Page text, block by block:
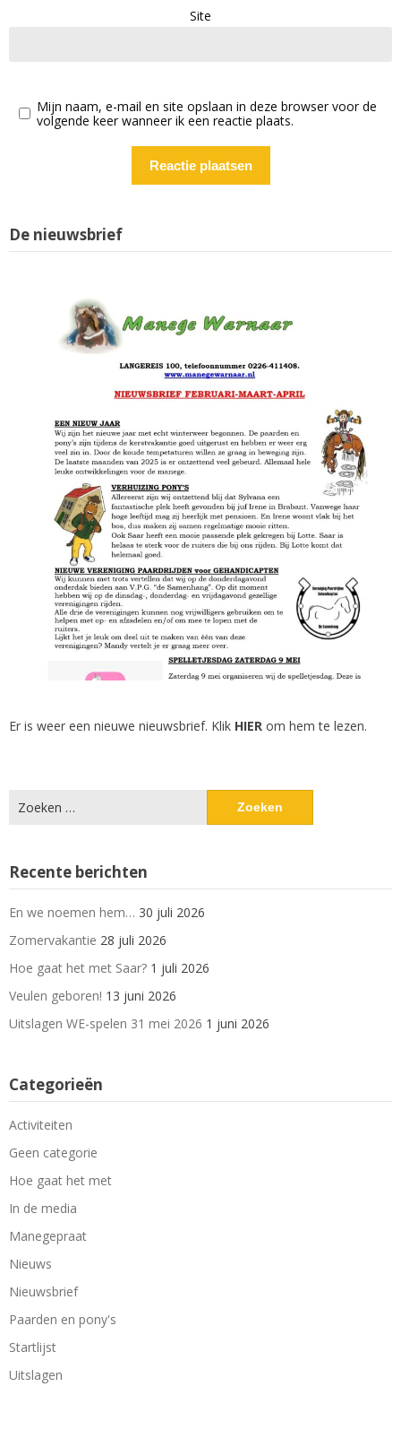
Site
Mijn naam, e-mail en site opslaan in deze browser voor de
volgende keer wanneer ik een reactie plaats.
De nieuwsbrief
Er is weer een nieuwe nieuwsbrief. Klik HIER om hem te lezen.
naar:
Recente berichten
En we noemen hem… 30 juli 2026
Zomervakantie 28 juli 2026
Hoe gaat het met Saar? 1 juli 2026
Veulen geboren! 13 juni 2026
Uitslagen WE-spelen 31 mei 2026 1 juni 2026
Categorieën
Activiteiten
Geen categorie
Hoe gaat het met
In de media
Manegepraat
Nieuws
Nieuwsbrief
Paarden en pony's
Startlijst
Uitslagen